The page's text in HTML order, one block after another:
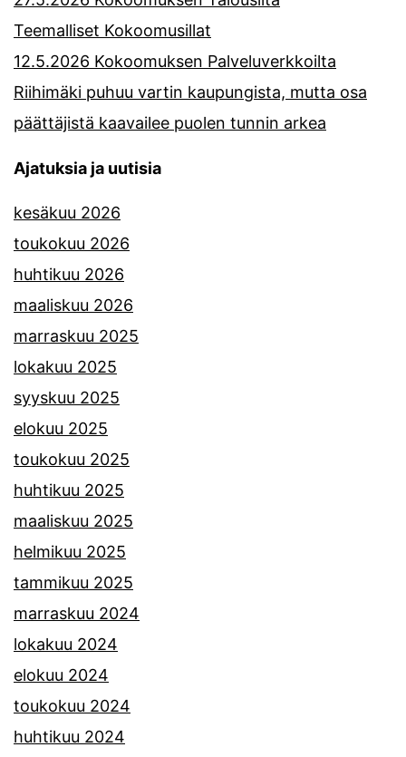
Teemalliset Kokoomusillat
12.5.2026 Kokoomuksen Palveluverkkoilta
Riihimäki puhuu vartin kaupungista, mutta osa
päättäjistä kaavailee puolen tunnin arkea
Ajatuksia ja uutisia
kesäkuu 2026
toukokuu 2026
huhtikuu 2026
maaliskuu 2026
marraskuu 2025
lokakuu 2025
syyskuu 2025
elokuu 2025
toukokuu 2025
huhtikuu 2025
maaliskuu 2025
helmikuu 2025
tammikuu 2025
marraskuu 2024
lokakuu 2024
elokuu 2024
toukokuu 2024
huhtikuu 2024